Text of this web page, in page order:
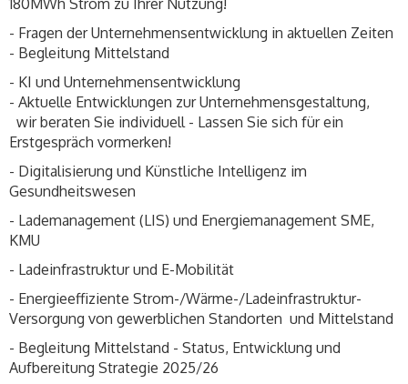
180MWh Strom zu Ihrer Nutzung!
- Fragen der Unternehmensentwicklung in aktuellen Zeiten
- Begleitung Mittelstand
- KI und Unternehmensentwicklung
- Aktuelle Entwicklungen zur Unternehmensgestaltung,
wir beraten Sie individuell - Lassen Sie sich für ein
Erstgespräch vormerken!
- Digitalisierung und Künstliche Intelligenz im
Gesundheitswesen
- Lademanagement (LIS) und Energiemanagement SME,
KMU
- Ladeinfrastruktur und E-Mobilität
- Energieeffiziente Strom-/Wärme-/Ladeinfrastruktur-
Versorgung von gewerblichen Standorten und Mittelstand
- Begleitung Mittelstand - Status, Entwicklung und
Aufbereitung Strategie 2025/26